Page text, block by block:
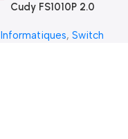
Cudy FS1010P 2.0
Informatiques, Switch